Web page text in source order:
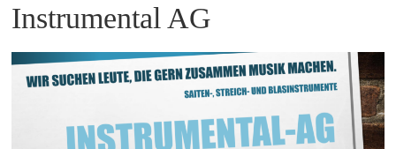
Instrumental AG